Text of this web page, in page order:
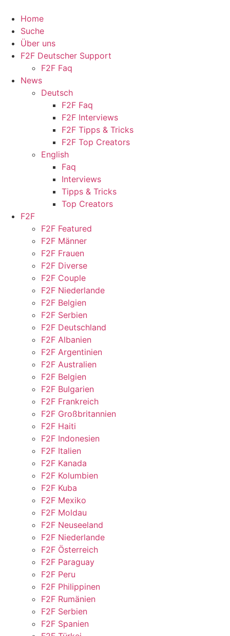
Home
Suche
Über uns
F2F Deutscher Support
F2F Faq
News
Deutsch
F2F Faq
F2F Interviews
F2F Tipps & Tricks
F2F Top Creators
English
Faq
Interviews
Tipps & Tricks
Top Creators
F2F
F2F Featured
F2F Männer
F2F Frauen
F2F Diverse
F2F Couple
F2F Niederlande
F2F Belgien
F2F Serbien
F2F Deutschland
F2F Albanien
F2F Argentinien
F2F Australien
F2F Belgien
F2F Bulgarien
F2F Frankreich
F2F Großbritannien
F2F Haiti
F2F Indonesien
F2F Italien
F2F Kanada
F2F Kolumbien
F2F Kuba
F2F Mexiko
F2F Moldau
F2F Neuseeland
F2F Niederlande
F2F Österreich
F2F Paraguay
F2F Peru
F2F Philippinen
F2F Rumänien
F2F Serbien
F2F Spanien